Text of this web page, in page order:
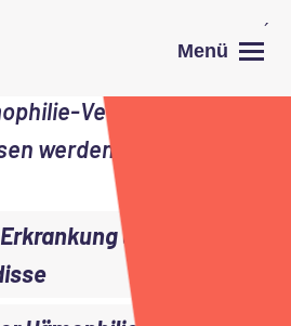
Menü
´
wenig erkannt oder
Versorgung und
werden kann.
und ihre